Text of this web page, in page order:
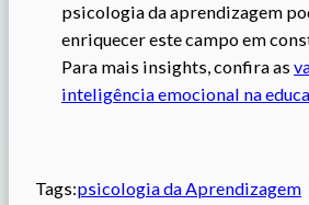
psicologia da aprendizagem
enriquecer este campo em
Para mais insights, confira as
inteligência emocional na
Tags:psicologia da Aprendizagem